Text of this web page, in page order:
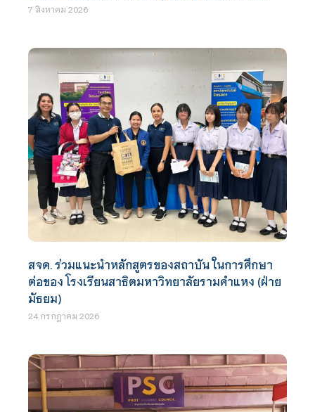
7 สิงหาคม 2026
สจด. ร่วมแนะนำหลักสูตรของสถาบัน ในการศึกษา
ต่อของ โรงเรียนสาธิตมหาวิทยาลัยรามคำแหง (ฝ่าย
มัธยม)
24 กรกฎาคม 2026